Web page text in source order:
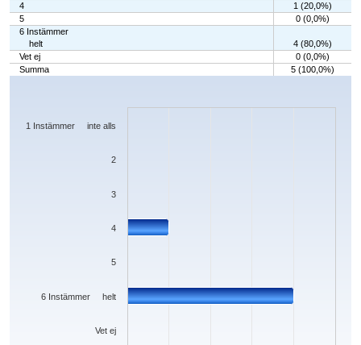
4
1 (20,0%)
5
0 (0,0%)
6 Instämmer
helt
4 (80,0%)
Vet ej
0 (0,0%)
Summa
5 (100,0%)
Chart
The chart has 1 X axis displaying categories.
Vet ej
6 Instämmer helt
5
4
3
2
1 Instämmer inte alls